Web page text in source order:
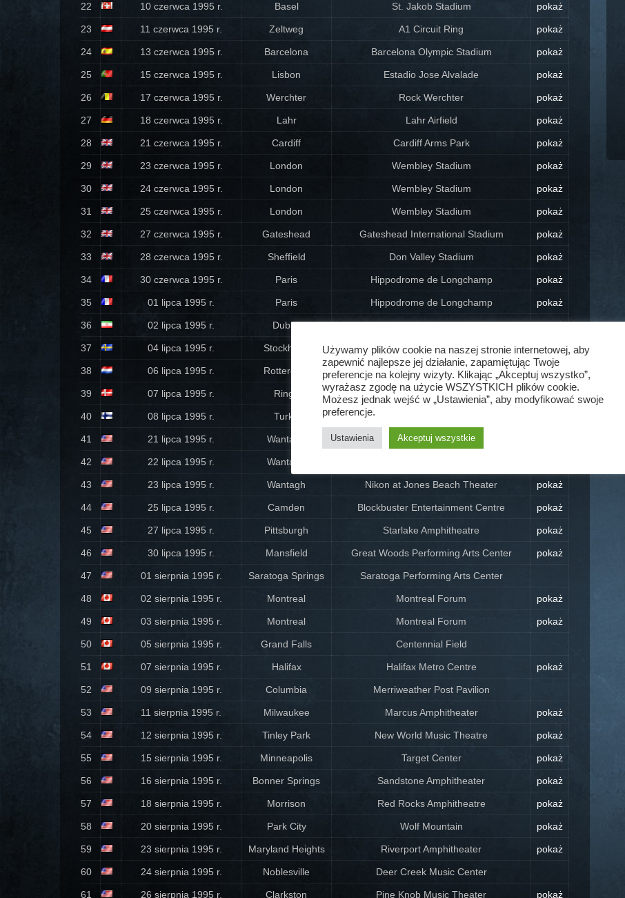
22 10 czerwca 1995 r. Basel St. Jakob Stadium pokaż
23 11 czerwca 1995 r. Zeltweg A1 Circuit Ring pokaż
24 13 czerwca 1995 r. Barcelona Barcelona Olympic Stadium pokaż
25 15 czerwca 1995 r. Lisbon Estadio Jose Alvalade pokaż
26 17 czerwca 1995 r. Werchter Rock Werchter pokaż
27 18 czerwca 1995 r. Lahr Lahr Airfield pokaż
28 21 czerwca 1995 r. Cardiff Cardiff Arms Park pokaż
29 23 czerwca 1995 r. London Wembley Stadium pokaż
30 24 czerwca 1995 r. London Wembley Stadium pokaż
31 25 czerwca 1995 r. London Wembley Stadium pokaż
32 27 czerwca 1995 r. Gateshead Gateshead International Stadium pokaż
33 28 czerwca 1995 r. Sheffield Don Valley Stadium pokaż
34 30 czerwca 1995 r. Paris Hippodrome de Longchamp pokaż
35 01 lipca 1995 r. Paris Hippodrome de Longchamp pokaż
36 02 lipca 1995 r. Dublin RDS Arena pokaż
37 04 lipca 1995 r. Stockholm Naval Museum Grounds pokaż
38 06 lipca 1995 r. Rotterdam Feijenoord Stadium pokaż
39 07 lipca 1995 r. Ringe Dyrskuepladsen pokaż
40 08 lipca 1995 r. Turku
41 21 lipca 1995 r. Wantagh Nikon at Jones Beach Theater
42 22 lipca 1995 r. Wantagh
43 23 lipca 1995 r. Wantagh Nikon at Jones Beach Theater pokaż
44 25 lipca 1995 r. Camden Blockbuster Entertainment Centre pokaż
45 27 lipca 1995 r. Pittsburgh Starlake Amphitheatre pokaż
46 30 lipca 1995 r. Mansfield Great Woods Performing Arts Center pokaż
47 01 sierpnia 1995 r. Saratoga Springs Saratoga Performing Arts Center
48 02 sierpnia 1995 r. Montreal Montreal Forum pokaż
49 03 sierpnia 1995 r. Montreal Montreal Forum pokaż
50 05 sierpnia 1995 r. Grand Falls Centennial Field
51 07 sierpnia 1995 r. Halifax Halifax Metro Centre pokaż
52 09 sierpnia 1995 r. Columbia Merriweather Post Pavilion
53 11 sierpnia 1995 r. Milwaukee Marcus Amphitheater pokaż
54 12 sierpnia 1995 r. Tinley Park New World Music Theatre pokaż
55 15 sierpnia 1995 r. Minneapolis Target Center pokaż
56 16 sierpnia 1995 r. Bonner Springs Sandstone Amphitheater pokaż
57 18 sierpnia 1995 r. Morrison Red Rocks Amphitheatre pokaż
58 20 sierpnia 1995 r. Park City Wolf Mountain pokaż
59 23 sierpnia 1995 r. Maryland Heights Riverport Amphitheater pokaż
60 24 sierpnia 1995 r. Noblesville Deer Creek Music Center
61 26 sierpnia 1995 r. Clarkston Pine Knob Music Theater pokaż
Używamy plików cookie na naszej stronie internetowej, aby
zapewnić najlepsze jej działanie, zapamiętując Twoje
preferencje na kolejny wizyty. Klikając „Akceptuj wszystko”,
wyrażasz zgodę na użycie WSZYSTKICH plików cookie.
Możesz jednak wejść w „Ustawienia”, aby modyfikować swoje
preferencje.
Ustawienia Akceptuj wszystkie